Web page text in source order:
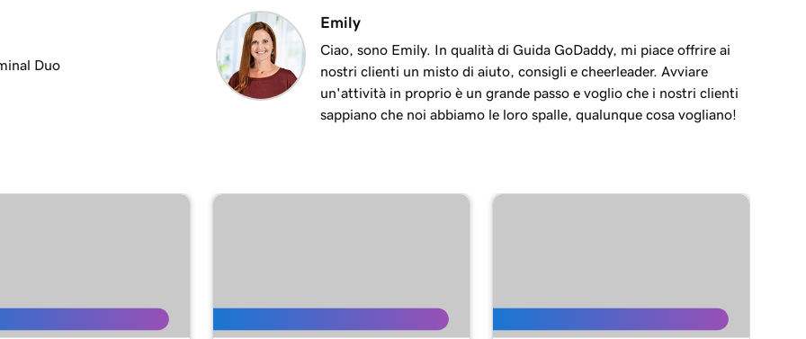
1m 9s
1m 22s
Duo
Emily
Ciao, sono Emily. In qualità di Guida GoDaddy, mi piace offrire ai
nostri clienti un misto di aiuto, consigli e cheerleader. Avviare
un'attività in proprio è un grande passo e voglio che i nostri clienti
sappiano che noi abbiamo le loro spalle, qualunque cosa vogliano!